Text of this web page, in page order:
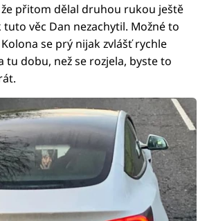
že přitom dělal druhou rukou ještě
věc Dan nezachytil. Možné to
se prý nijak zvlášť rychle
tu dobu, než se rozjela, byste to